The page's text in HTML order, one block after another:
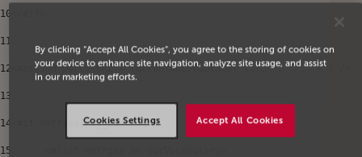
10
11
12 <#assign portalURL = currentURL?replace("\\?.*", "", "r") />
13
14 <#if entries?has_content>
15
By clicking “Accept All Cookies”, you agree to the storing of cookies on
your device to enhance site navigation, analyze site usage, and assist
in our marketing efforts.
Accept All Cookies
Cookies Settings